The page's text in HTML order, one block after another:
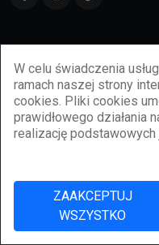
W celu świadczenia
ramach naszej strony
cookies. Pliki cookies
prawidłowego działania
realizację podstawowych
ZAAKCEPTUJ
WSZYSTKO
Redakcja
Cookies